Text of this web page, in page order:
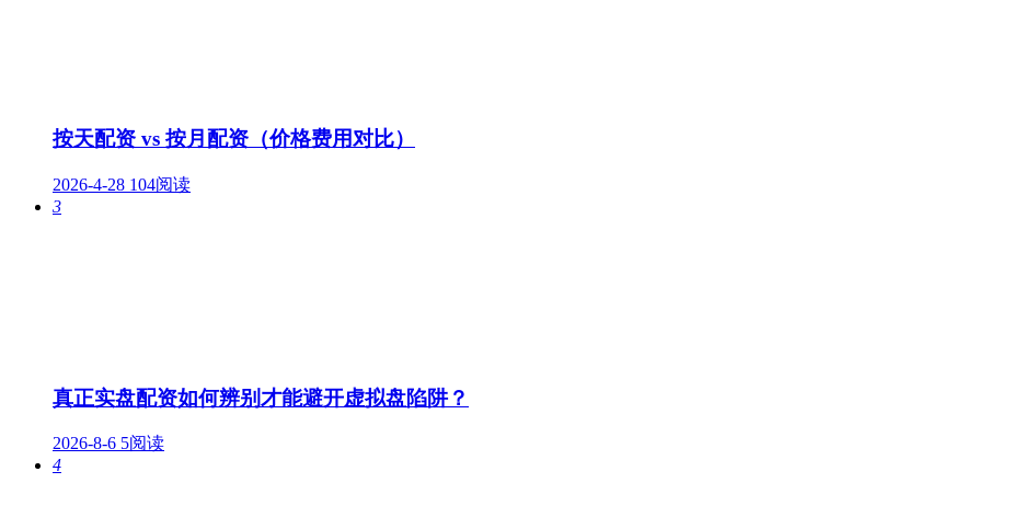
按天配资 vs 按月配资（价格费用对比）
2026-4-28 104阅读
3
真正实盘配资如何辨别才能避开虚拟盘陷阱？
2026-8-6 5阅读
4